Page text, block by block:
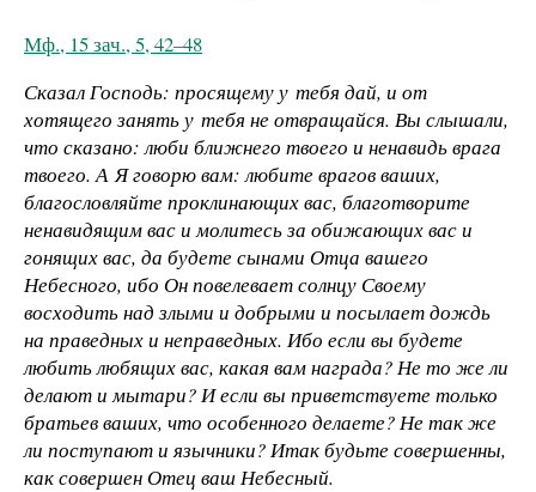
Мф., 15 зач., 5, 42–48
Сказал Господь: просящему у тебя дай, и от
хотящего занять у тебя не отвращайся. Вы слышали,
что сказано: люби ближнего твоего и ненавидь врага
твоего. А Я говорю вам: любите врагов ваших,
благословляйте проклинающих вас, благотворите
ненавидящим вас и молитесь за обижающих вас и
гонящих вас, да будете сынами Отца вашего
Небесного, ибо Он повелевает солнцу Своему
восходить над злыми и добрыми и посылает дождь
на праведных и неправедных. Ибо если вы будете
любить любящих вас, какая вам награда? Не то же ли
делают и мытари? И если вы приветствуете только
братьев ваших, что особенного делаете? Не так же
ли поступают и язычники? Итак будьте совершенны,
как совершен Отец ваш Небесный.